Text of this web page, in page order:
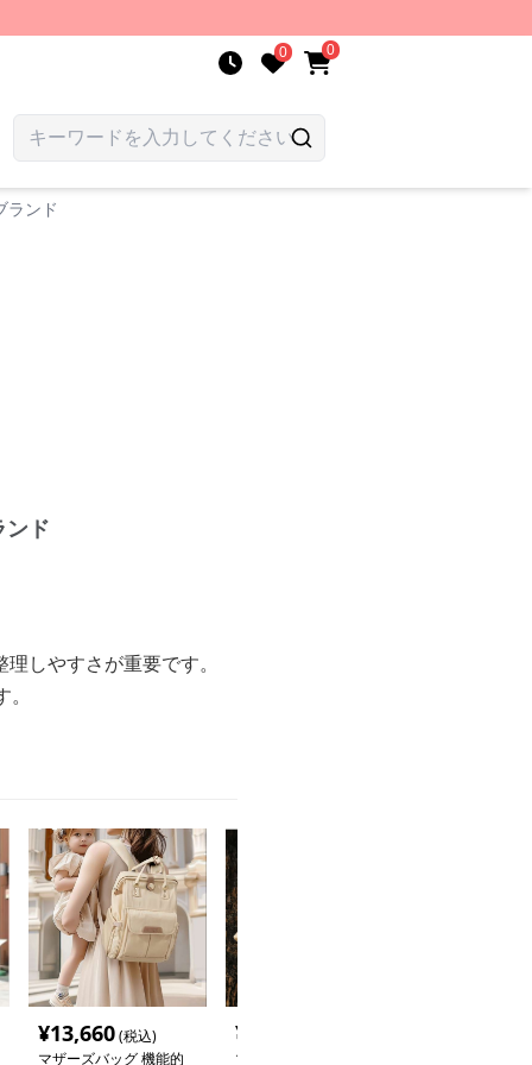
0 0
ランド
ンド
しやすさが重要です。
¥13,660(税込)
マザーズバッグ 機能的
¥
マザーズバッグ 大容量